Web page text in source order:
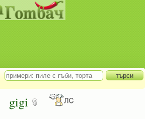
gigi